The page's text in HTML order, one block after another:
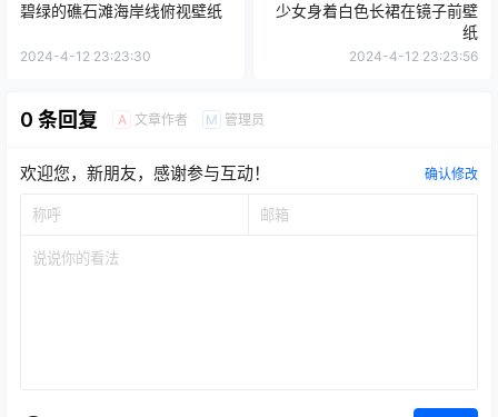
碧绿的礁石滩海岸线俯视壁纸
2024-4-12 23:23:30
少女身着白色长裙在镜子前壁
纸
2024-4-12 23:23:56
0 条回复 A 文章作者 M 管理员
欢迎您，新朋友，感谢参与互动！ 确认修改